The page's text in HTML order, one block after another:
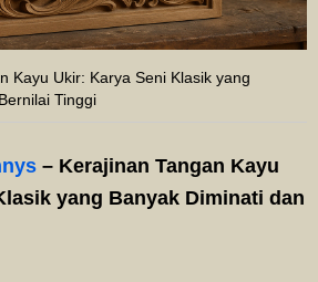
Kayu Ukir: Karya Seni Klasik yang
Tinggi
– Kerajinan Tangan Kayu
yang Banyak Diminati dan